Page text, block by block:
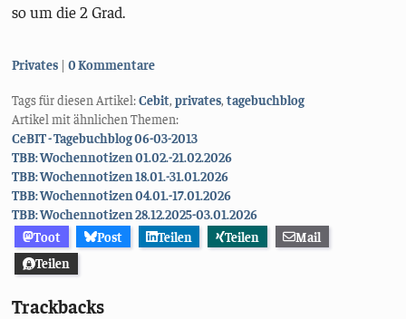
so um die 2 Grad.
Kategorien:
Privates 0 Kommentare
Tags für diesen Artikel:Cebit ,privates ,tagebuchblog
Artikel mit ähnlichen Themen:
CeBIT - Tagebuchblog 06-03-2013
TBB: Wochennotizen 01.02.-21.02.2026
TBB: Wochennotizen 18.01.-31.01.2026
TBB: Wochennotizen 04.01.-17.01.2026
TBB: Wochennotizen 28.12.2025-03.01.2026
Toot
Post Teilen Teilen
Mail
Teilen
Trackbacks